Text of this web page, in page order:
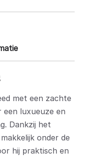
met een zachte
luxueuze en
Dankzij het
onder de
hij praktisch en